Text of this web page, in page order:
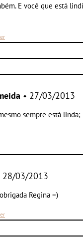
E você que está
• 27/03/2013
sempre está linda;
28/03/2013
Regina =)